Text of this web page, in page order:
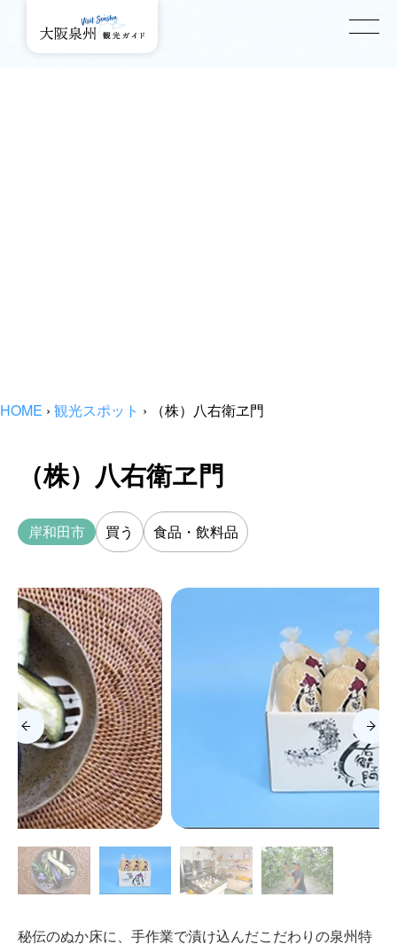
HOME › 観光スポット › （株）八右衛ヱ門
（株）八右衛ヱ門
岸和田市 買う 食品・飲料品
秘伝のぬか床に、手作業で漬け込んだこだわりの泉州特